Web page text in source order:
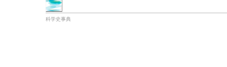
科学史事典